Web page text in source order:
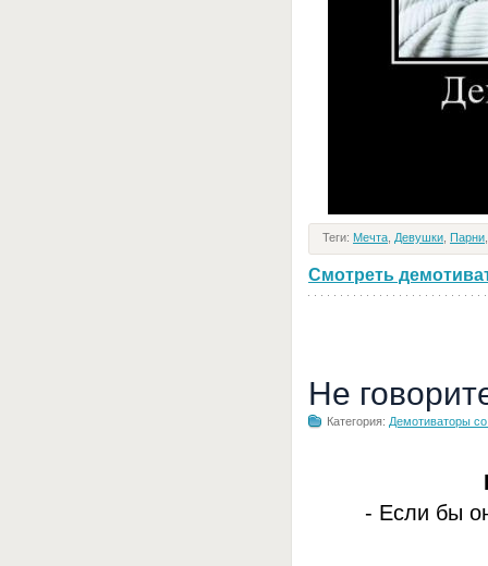
Теги: Мечта Девушки Парни
Смотреть
Не
Категория: Демотиваторы
- Если бы